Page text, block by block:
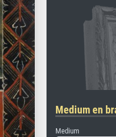
Medium en
Medium